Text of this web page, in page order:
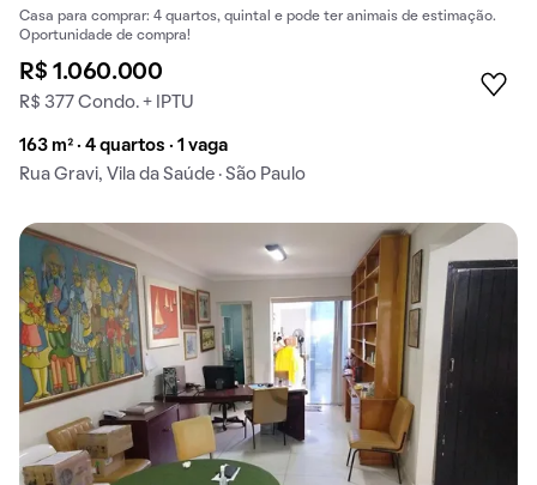
Casa para comprar: 4 quartos, quintal e pode ter animais de estimação.
Oportunidade de compra!
R$ 1.060.000
R$ 377 Condo. + IPTU
163 m² · 4 quartos · 1 vaga
Rua Gravi, Vila da Saúde · São Paulo